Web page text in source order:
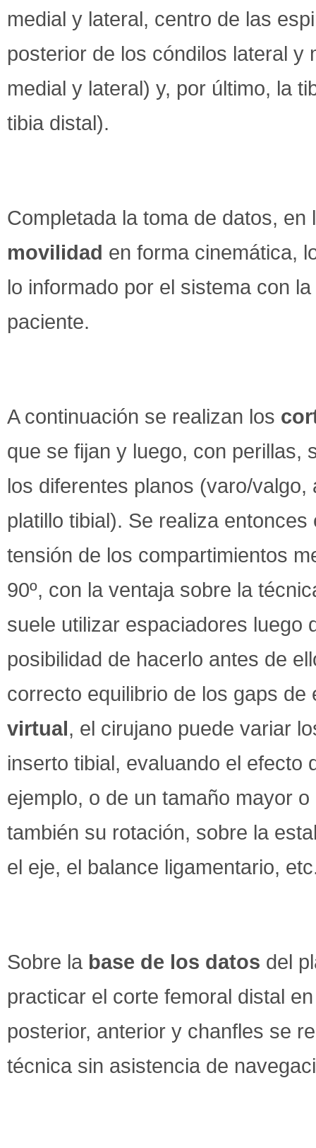
medial y lateral, centro de las
posterior de los cóndilos lateral y
medial y lateral) y, por último, la
tibia distal).
Completada la toma de datos,
movilidad en forma cinemática,
lo informado por el sistema con
paciente.
A continuación se realizan los
que se fijan y luego, con perillas,
los diferentes planos (varo/
platillo tibial). Se realiza
tensión de los compartimientos
90º, con la ventaja sobre la
suele utilizar espaciadores luego
posibilidad de hacerlo antes de
correcto equilibrio de los gaps
virtual, el cirujano puede variar
inserto tibial, evaluando el efecto
ejemplo, o de un tamaño mayor
también su rotación, sobre la
el eje, el balance ligamentario,
Sobre la base de los datos del
practicar el corte femoral distal
posterior, anterior y chanfles se
técnica sin asistencia de